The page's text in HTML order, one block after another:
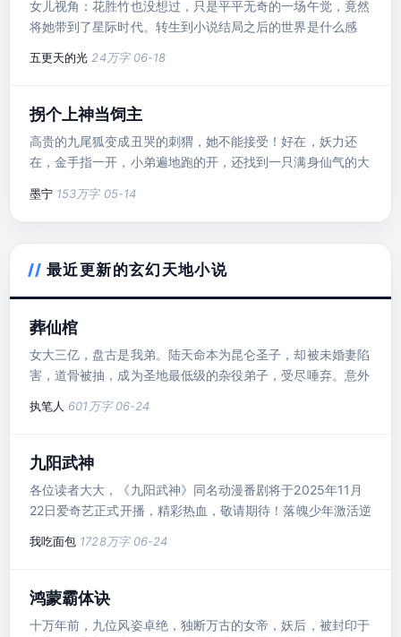
女儿视角：花胜竹也没想过，只是平平无奇的一场午觉，竟然
将她带到了星际时代。转生到小说结局之后的世界是什么感
亲视角：在别人眼中，花嫣已经过上了最美好最幸福的生活。
还死撑着不结婚，也不怕带坏了女儿。可她也想要自由。本以
在她差一点点放弃的时候
五更天的光 24万字 06-18
拐个上神当饲主
高贵的九尾狐变成丑哭的刺猬，她不能接受！好在，妖力还
在，金手指一开，小弟遍地跑的开，还找到一只满身仙气的大
只是，为何忽然一下，大神要吃她？更..
墨宁 153万字 05-14
最近更新的玄幻天地小说
葬仙棺
女大三亿，盘古是我弟。陆天命本为昆仑圣子，却被未婚妻陷
害，道骨被抽，成为圣地最低级的杂役弟子，受尽唾弃。意外
众生，倾国倾城的绝代丽人，竟要与他强行双修。陆天命嗷嗷
后一代传奇，就此揭开…白衣女帝：“三年后，你若达不到道
修，这女帝把自己当
执笔人 601万字 06-24
九阳武神
各位读者大大，《九阳武神》同名动漫番剧将于2025年11月
22日爱奇艺正式开播，精彩热血，敬请期待！落魄少年激活逆
我吃面包 1728万字 06-24
鸿蒙霸体诀
十万年前，九位风姿卓绝，独断万古的女帝，妖后，被封印于